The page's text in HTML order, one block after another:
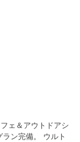
ェ＆アウトドアシ
ン完備。 ウルト